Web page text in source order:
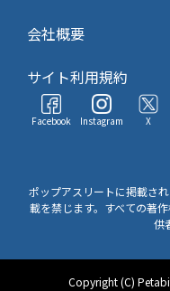
会社概要
サイト利用規約
Facebook Instagram X
ポップアスリートに掲載さ
載を禁じます。すべての著
供
Copyright (C)